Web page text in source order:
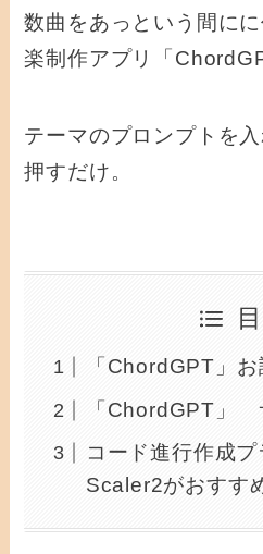
数曲をあっという間に
楽制作アプリ「
テーマのプロンプトを
押すだけ。
「ChordGPT」
「ChordGPT」
コード進行作成
Scaler2がおすす